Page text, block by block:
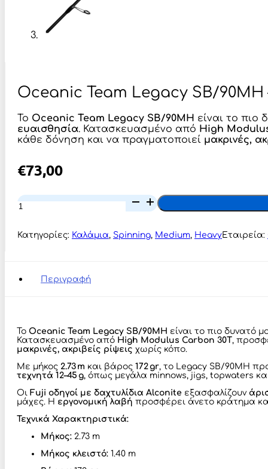
Oceanic Team Legacy SB/90MH
Το Oceanic Team Legacy SB/90MH είναι το πιο
ευαισθησία. Κατασκευασμένο από High
κάθε δόνηση και να πραγματοποιεί μακρινές,
€73,00
Oceanic
Team
SB/90MH
2.73m
Κατηγορίες: Καλάμια, Spinning, Medium, HeavyΕταιρεία:
Περιγραφή
Το Oceanic Team Legacy SB/90MH είναι το πιο δυνατό
Κατασκευασμένο από High Modulus Carbon 30T,
μακρινές, ακριβείς ρίψεις χωρίς κόπο.
Με μήκος 2.73 m και βάρος 172 gr, το Legacy SB/90MH
τεχνητά 12–45 g, όπως μεγάλα minnows, jigs, topwaters
Οι Fuji οδηγοί με δαχτυλίδια Alconite εξασφαλίζουν
μάχες. Η εργονομική λαβή προσφέρει άνετο κράτημα
Τεχνικά Χαρακτηριστικά:
Μήκος: 2.73 m
Μήκος κλειστό: 1.40 m